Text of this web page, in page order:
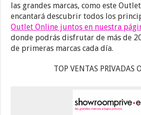
las grandes marcas, como este
encantará descubrir todos los
Outlet Online juntos en nuestra
donde podrás disfrutar de más de
de primeras marcas cada día.
TOP VENTAS PRIVADAS